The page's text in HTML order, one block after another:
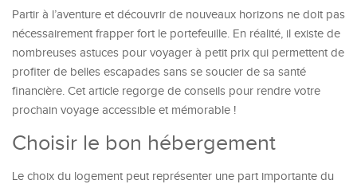
Partir à l’aventure et découvrir de nouveaux horizons ne doit pas
nécessairement frapper fort le portefeuille. En réalité, il existe de
nombreuses astuces pour voyager à petit prix qui permettent de
profiter de belles escapades sans se soucier de sa santé
financière. Cet article regorge de conseils pour rendre votre
prochain voyage accessible et mémorable !
Choisir le bon hébergement
Le choix du logement peut représenter une part importante du